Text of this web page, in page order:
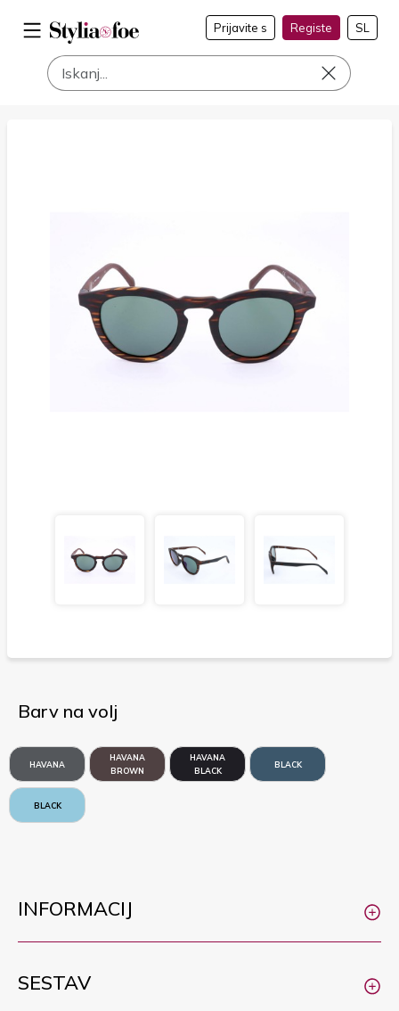
Prijavite s Registe SL
Barv na volj
HAVANA
HAVANA
BROWN
HAVANA
BLACK
BLACK
BLACK
INFORMACIJ
SESTAV